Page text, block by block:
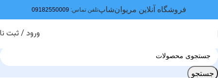
فروشگاه آنلاین مریوان‌شاپتلفن تماس:
ورود / ثبت
جستجو